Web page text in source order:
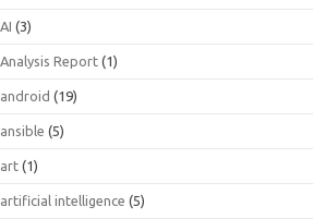
AI (3)
Analysis Report (1)
android (19)
ansible (5)
art (1)
artificial intelligence (5)